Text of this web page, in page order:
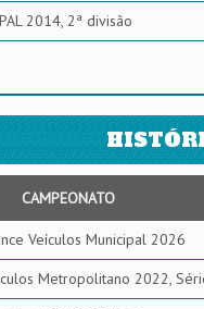
2014, 2ª divisão
CAMPEONATO
Veículos Municipal 2026
Metropolitano 2022,